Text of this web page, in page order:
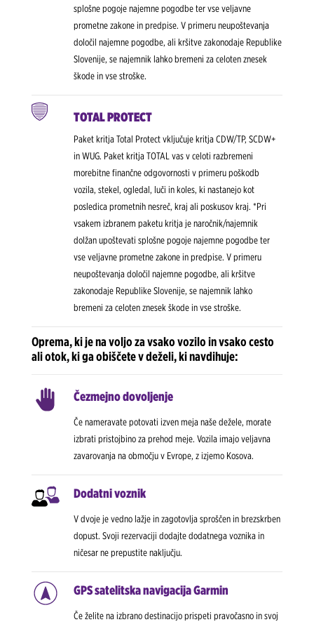
splošne pogoje najemne pogodbe ter vse veljavne
prometne zakone in predpise. V primeru neupoštevanja
določil najemne pogodbe, ali kršitve zakonodaje Republike
Slovenije, se najemnik lahko bremeni za celoten znesek
škode in vse stroške.
TOTAL PROTECT
Paket kritja Total Protect vključuje kritja CDW/TP, SCDW+
in WUG. Paket kritja TOTAL vas v celoti razbremeni
morebitne finančne odgovornosti v primeru poškodb
vozila, stekel, ogledal, luči in koles, ki nastanejo kot
posledica prometnih nesreč, kraj ali poskusov kraj. *Pri
vsakem izbranem paketu kritja je naročnik/najemnik
dolžan upoštevati splošne pogoje najemne pogodbe ter
vse veljavne prometne zakone in predpise. V primeru
neupoštevanja določil najemne pogodbe, ali kršitve
zakonodaje Republike Slovenije, se najemnik lahko
bremeni za celoten znesek škode in vse stroške.
Oprema, ki je na voljo za vsako vozilo in vsako cesto
ali otok, ki ga obiščete v deželi, ki navdihuje:
Čezmejno dovoljenje
Če nameravate potovati izven meja naše dežele, morate
izbrati pristojbino za prehod meje. Vozila imajo veljavna
zavarovanja na območju v Evrope, z izjemo Kosova.
Dodatni voznik
V dvoje je vedno lažje in zagotovlja sproščen in brezskrben
dopust. Svoji rezervaciji dodajte dodatnega voznika in
ničesar ne prepustite naključju.
GPS satelitska navigacija Garmin
Če želite na izbrano destinacijo prispeti pravočasno in svoj